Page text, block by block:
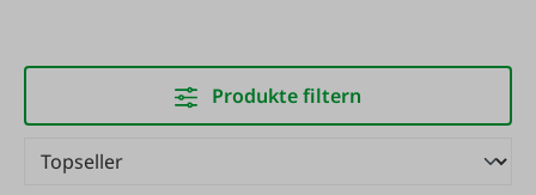
Produkte filtern